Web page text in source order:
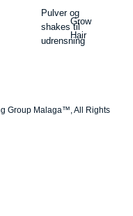
Pulver og
shakes til
udrensning
Grow
Hair
Group Malaga™, All Rights